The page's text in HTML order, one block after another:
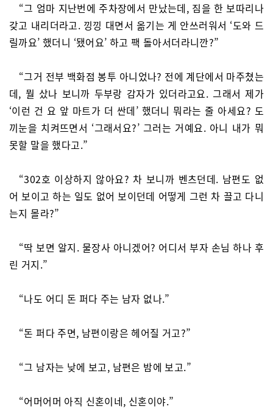
“그 엄마 지난번에 주차장에서 만났는데, 짐을 한 보따리나
갖고 내리더라고. 낑낑 대면서 옮기는 게 안쓰러워서 ‘도와 드
릴까요’ 했더니 ‘됐어요’ 하고 팩 돌아서더라니깐?”
“그거 전부 백화점 봉투 아니었나? 전에 계단에서 마주쳤는
데, 뭘 샀나 보니까 두부랑 감자가 있더라고요. 그래서 제가
‘이런 건 요 앞 마트가 더 싼데’ 했더니 뭐라는 줄 아세요? 도
끼눈을 치켜뜨면서 ‘그래서요?’ 그러는 거예요. 아니 내가 뭐
못할 말을 했다고.”
“302호 이상하지 않아요? 차 보니까 벤츠던데. 남편도 없
어 보이고 하는 일도 없어 보이던데 어떻게 그런 차 끌고 다니
는지 몰라?”
“딱 보면 알지. 물장사 아니겠어? 어디서 부자 손님 하나 후
린 거지.”
“나도 어디 돈 퍼다 주는 남자 없나.”
“돈 퍼다 주면, 남편이랑은 헤어질 거고?”
“그 남자는 낮에 보고, 남편은 밤에 보고.”
“어머어머 아직 신혼이네, 신혼이야.”